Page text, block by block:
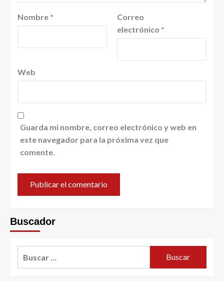
Nombre *
Correo
electrónico *
Web
Guarda mi nombre, correo electrónico y web en
este navegador para la próxima vez que
comente.
Buscador